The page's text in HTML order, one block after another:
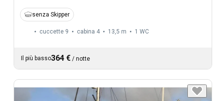
senza Skipper
cuccette 9 cabina 4 13,5 m 1 WC
Il più basso364 € / notte